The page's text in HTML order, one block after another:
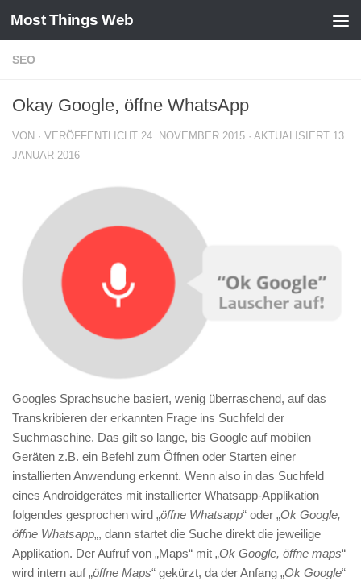
Zum Inhalt springen
Most Things Web
SEO
Okay Google, öffne WhatsApp
VON · VERÖFFENTLICHT 24. NOVEMBER 2015 · AKTUALISIERT 13.
JANUAR 2016
Googles Sprachsuche basiert, wenig überraschend, auf das
Transkribieren der erkannten Frage ins Suchfeld der
Suchmaschine. Das gilt so lange, bis Google auf mobilen
Geräten z.B. ein Befehl zum Öffnen oder Starten einer
installierten Anwendung erkennt. Wenn also in das Suchfeld
eines Androidgerätes mit installierter Whatsapp-Applikation
folgendes gesprochen wird „öffne Whatsapp“ oder „Ok Google,
öffne Whatsapp„, dann startet die Suche direkt die jeweilige
Applikation. Der Aufruf von „Maps“ mit „Ok Google, öffne maps“
wird intern auf „öffne Maps“ gekürzt, da der Anfang „Ok Google“